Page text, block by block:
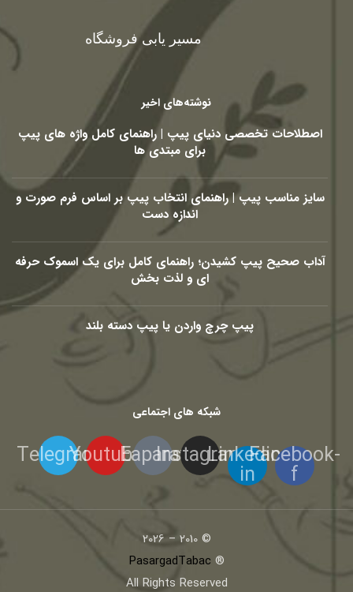
مسیر یابی فروشگاه
نوشته‌های اخیر
اصطلاحات تخصصی دنیای پیپ | راهنمای کامل واژه های پیپ
برای مبتدی ها
سایز مناسب پیپ | راهنمای انتخاب پیپ بر اساس فرم صورت و
اندازه دست
آداب صحیح پیپ کشیدن؛ راهنمای کامل برای یک اسموک حرفه
ای و لذت بخش
پیپ چرچ واردن یا پیپ دسته بلند
شبکه های اجتماعی
Facebook-
f
Linkedin-
in
Instagram
Eaparat
Youtube
Telegram
© 2010 – 2026
®
PasargadTabac
All Rights Reserved